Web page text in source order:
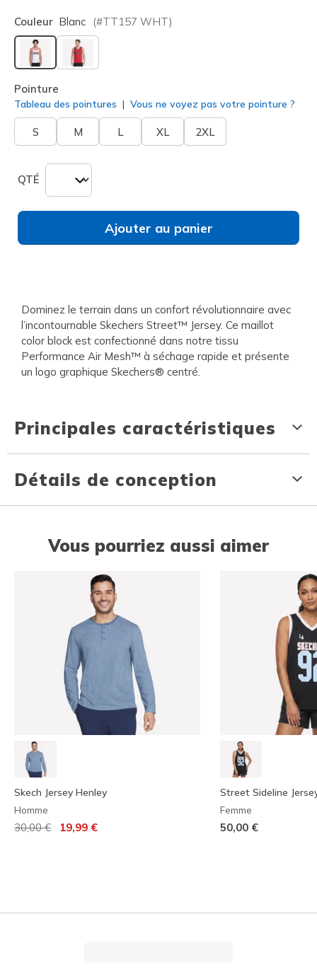
Couleur Blanc (#TT157 WHT)
sélectionné
Pointure
Tableau des pointures Vous ne voyez pas votre pointure ?
S M L XL 2XL
QTÉ
Ajouter au panier
Dominez le terrain dans un confort révolutionnaire avec
l’incontournable Skechers Street™ Jersey. Ce maillot
color block est confectionné dans notre tissu
Performance Air Mesh™ à séchage rapide et présente
un logo graphique Skechers® centré.
Principales caractéristiques
Détails de conception
Vous pourriez aussi aimer
Skech Jersey Henley
Homme
Prix réduit de
30,00 € 19,99 €
Street Sideline
Femme
50,00 €